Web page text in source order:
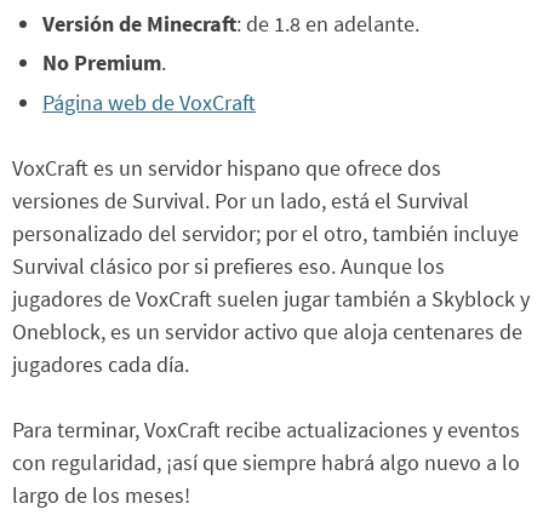
Versión de Minecraft: de 1.8 en adelante.
No Premium.
Página web de VoxCraft
VoxCraft es un servidor hispano que ofrece dos
versiones de Survival. Por un lado, está el Survival
personalizado del servidor; por el otro, también incluye
Survival clásico por si prefieres eso. Aunque los
jugadores de VoxCraft suelen jugar también a Skyblock y
Oneblock, es un servidor activo que aloja centenares de
jugadores cada día.
Para terminar, VoxCraft recibe actualizaciones y eventos
con regularidad, ¡así que siempre habrá algo nuevo a lo
largo de los meses!